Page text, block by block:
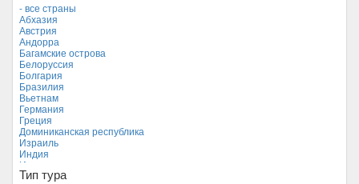
- все страны
Абхазия
Австрия
Андорра
Багамские острова
Белоруссия
Болгария
Бразилия
Вьетнам
Германия
Греция
Доминиканская республика
Израиль
Индия
Индонезия
Иордания
Тип тура